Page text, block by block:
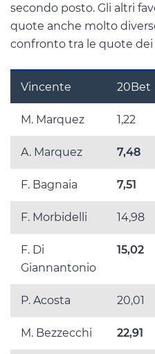
secondo posto. Gli altri
quote anche molto
confronto tra le quote
Vincente 20Bet
M. Marquez 1,22
A. Marquez 7,48
F. Bagnaia 7,51
F. Morbidelli 14,98
F. Di
Giannantonio
15,02
P. Acosta 20,01
M. Bezzecchi 22,91